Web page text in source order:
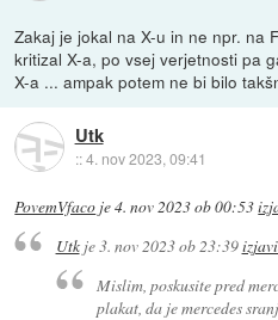
Zakaj je jokal na X-u in ne npr. na
kritizal X-a, po vsej verjetnosti pa
X-a ... ampak potem ne bi bilo
Utk
::4. nov 2023, 09:41
PovemVfaco je4. nov 2023 ob 00:53
Utkje3. nov 2023 ob 23:39
Mislim, poskusite pred
plakat, da je mercedes